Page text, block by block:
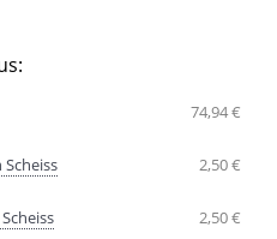
74,94 €
2,50 €
2,50 €